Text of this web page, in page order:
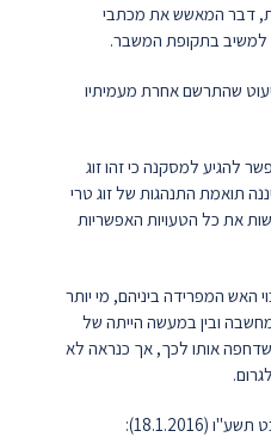
דבר המאשש את מכתבי
למשיב בתקופת המשבר.
שהתרשם אחרת מעמיתיו
להגיע למסקנה כי זהו זוג
תואמת התנהגות של זוג טרי
את כל הטעויות האפשריות
המפרידה ביניהם, מי יותר
ובין במעשה הייתה של
אותו לכך, אך כנראה לא